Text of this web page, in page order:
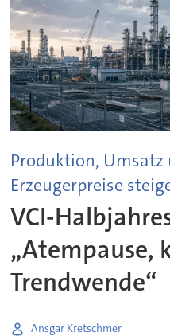
Produktion, Umsatz
Erzeugerpreise
VCI-
„Atempause,
Trendwende“
Ansgar Kretschmer